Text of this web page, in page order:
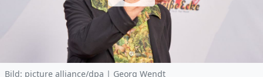
Bild: picture alliance/dpa | Georg Wendt